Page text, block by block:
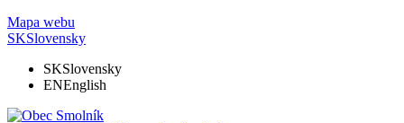
Mapa webu
SKSlovensky
SKSlovensky
ENEnglish